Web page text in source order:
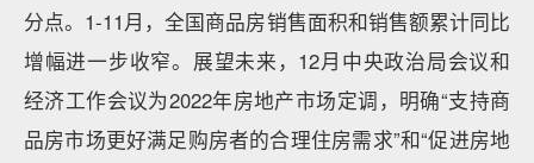
分点。1-11月，全国商品房销售面积和销售额累计同比
增幅进一步收窄。展望未来，12月中央政治局会议和
经济工作会议为2022年房地产市场定调，明确“支持商
品房市场更好满足购房者的合理住房需求”和“促进房地